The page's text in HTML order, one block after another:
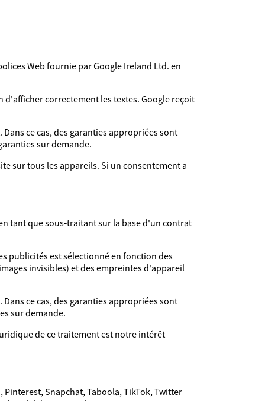
Web fournie par Google Ireland Ltd. en
correctement les textes. Google reçoit
ce cas, des garanties appropriées sont
sur demande.
sur tous les appareils. Si un consentement a
tant que sous‑traitant sur la base d'un contrat
publicités est sélectionné en fonction des
invisibles) et des empreintes d'appareil
ce cas, des garanties appropriées sont
sur demande.
de ce traitement est notre intérêt
Snapchat, Taboola, TikTok, Twitter